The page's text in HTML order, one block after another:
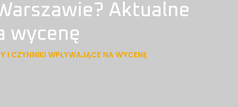
Aktualne
wycenę
I CZYNNIKI WPŁYWAJĄCE NA WYCENĘ